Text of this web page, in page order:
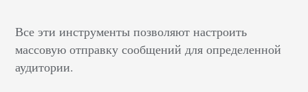
Все эти инструменты позволяют настроить
массовую отправку сообщений для определенной
аудитории.